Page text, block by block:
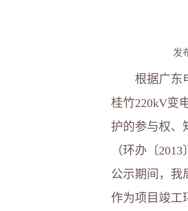
发
根据广东
桂竹220kV变
护的参与权、
（环办〔
公示期间，我
作为项目竣工